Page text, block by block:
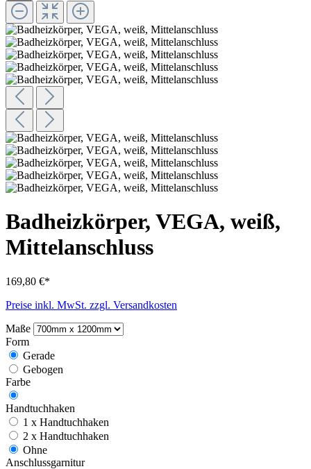
Badheizkörper, VEGA, weiß,
Mittelanschluss
169,80 €*
Preise inkl. MwSt. zzgl. Versandkosten
Maße
Form
Gerade
Gebogen
Farbe
Handtuchhaken
1 x Handtuchhaken
2 x Handtuchhaken
Ohne
Anschlussgarnitur